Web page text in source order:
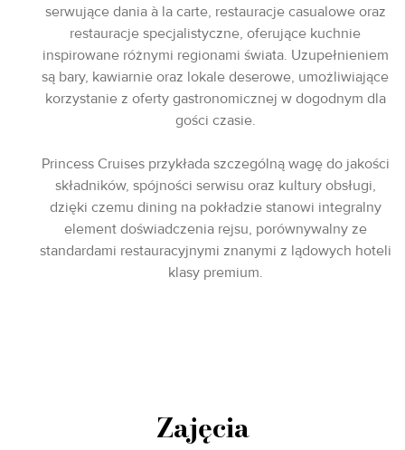
serwujące dania à la carte, restauracje casualowe oraz
restauracje specjalistyczne, oferujące kuchnie
inspirowane różnymi regionami świata. Uzupełnieniem
są bary, kawiarnie oraz lokale deserowe, umożliwiające
korzystanie z oferty gastronomicznej w dogodnym dla
gości czasie.
Princess Cruises przykłada szczególną wagę do jakości
składników, spójności serwisu oraz kultury obsługi,
dzięki czemu dining na pokładzie stanowi integralny
element doświadczenia rejsu, porównywalny ze
standardami restauracyjnymi znanymi z lądowych hoteli
klasy premium.
Zajęcia